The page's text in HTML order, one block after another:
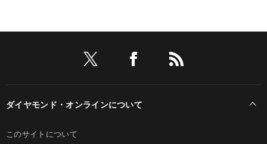
ダイヤモンド・オンラインについて
このサイトについて